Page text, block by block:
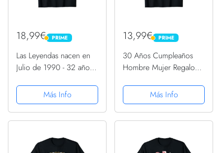
18,99€ PRIME
PRIME
Las Leyendas nacen en
Julio de 1990 - 32 años
Más Info
13,99€ PRIME
PRIME
30 Años Cumpleaños
Hombre Mujer Regalo
Más Info